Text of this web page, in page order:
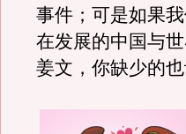
事件；可是如果
在发展的中国与
姜文，你缺少的也